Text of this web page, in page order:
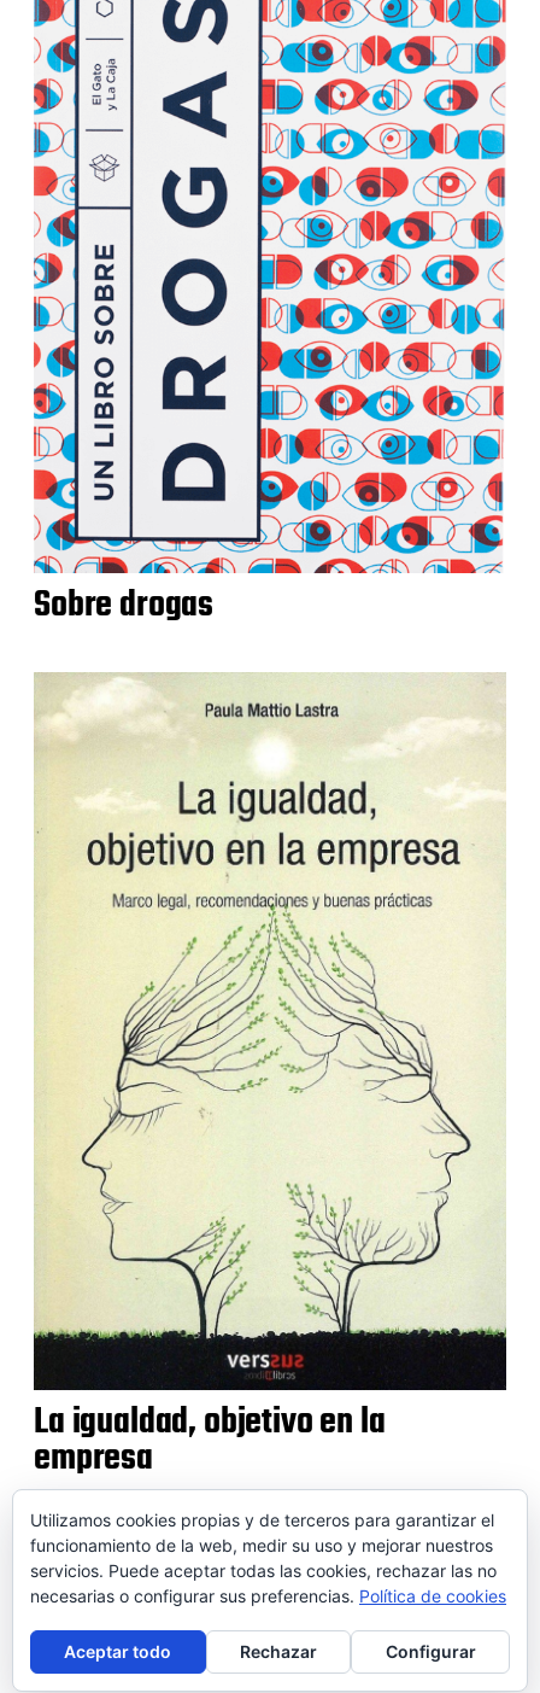
Sobre drogas
La igualdad, objetivo en la
empresa
© 2026 SOIDEM
Contactar Aviso legal Puntos de venta Conversor
Utilizamos cookies propias y de terceros para garantizar el
funcionamiento de la web, medir su uso y mejorar nuestros
servicios. Puede aceptar todas las cookies, rechazar las no
necesarias o configurar sus preferencias. Política de cookies
Aceptar todo Rechazar Configurar